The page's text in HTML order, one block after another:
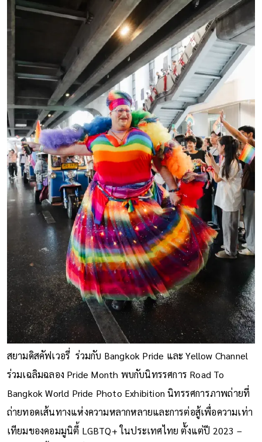
สยามดิสคัฟเวอรี่ ร่วมกับ Bangkok Pride และ Yellow Channel
ร่วมเฉลิมฉลอง Pride Month พบกับนิทรรศการ Road To
Bangkok World Pride Photo Exhibition นิทรรศการภาพถ่ายที่
ถ่ายทอดเส้นทางแห่งความหลากหลายและการต่อสู้เพื่อความเท่า
เทียมของคอมมูนิตี้ LGBTQ+ ในประเทศไทย ตั้งแต่ปี 2023 –